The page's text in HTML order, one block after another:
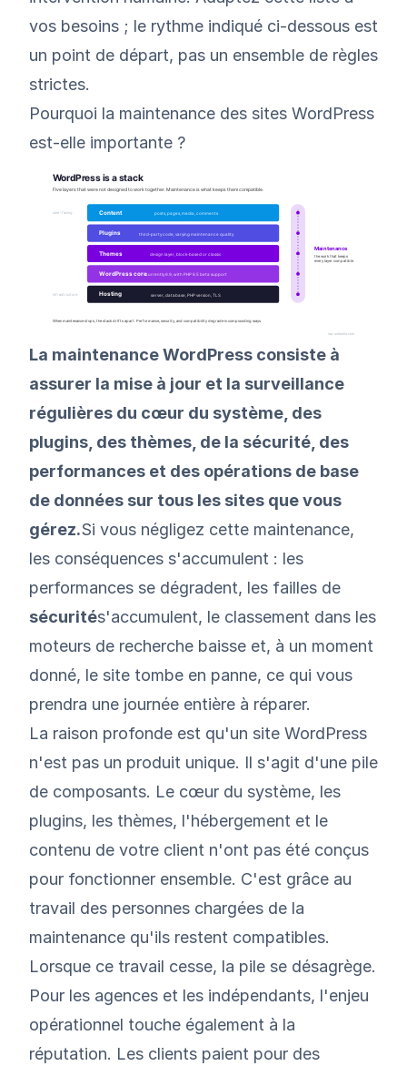
vos besoins ; le rythme indiqué ci-dessous est
un point de départ, pas un ensemble de règles
strictes.
Pourquoi la maintenance des sites WordPress
est-elle importante ?
La maintenance WordPress consiste à
assurer la mise à jour et la surveillance
régulières du cœur du système, des
plugins, des thèmes, de la sécurité, des
performances et des opérations de base
de données sur tous les sites que vous
gérez.Si vous négligez cette maintenance,
les conséquences s'accumulent : les
performances se dégradent, les failles de
sécurités'accumulent, le classement dans les
moteurs de recherche baisse et, à un moment
donné, le site tombe en panne, ce qui vous
prendra une journée entière à réparer.
La raison profonde est qu'un site WordPress
n'est pas un produit unique. Il s'agit d'une pile
de composants. Le cœur du système, les
plugins, les thèmes, l'hébergement et le
contenu de votre client n'ont pas été conçus
pour fonctionner ensemble. C'est grâce au
travail des personnes chargées de la
maintenance qu'ils restent compatibles.
Lorsque ce travail cesse, la pile se désagrège.
Pour les agences et les indépendants, l'enjeu
opérationnel touche également à la
réputation. Les clients paient pour des